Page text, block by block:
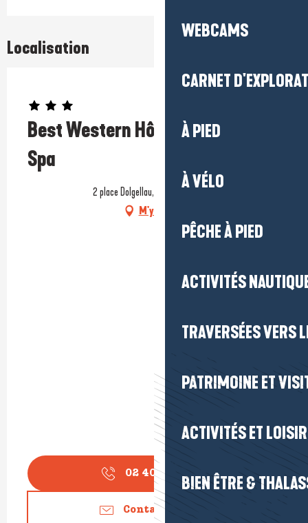
WEBCAMS
CARNET
À PIED
À VÉLO
PÊCHE À PIED
ACTIVITÉS
TRAVERSÉES VERS
PATRIMOINE ET
ACTIVITÉS ET
BIEN ÊTRE &
Localisation
Best Western Hôtel de la Cité &
Spa
Prestataire engagé dans une démarche environnementale
2 place Dolgellau, 44350 Guérande
M'y rendre
02 40 22 02
Contactez-nous